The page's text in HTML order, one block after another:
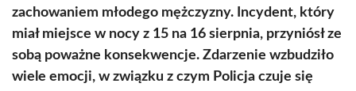
zachowaniem młodego mężczyzny. Incydent, który
miał miejsce w nocy z 15 na 16 sierpnia, przyniósł ze
sobą poważne konsekwencje. Zdarzenie wzbudziło
wiele emocji, w związku z czym Policja czuje się